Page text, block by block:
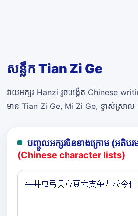
សន្លឹក Tian Zi Ge
វាយអក្សរ Hanzi រួចបង្កើត Chinese
មាន Tian Zi Ge, Mi Zi Ge, ខ្ទាស់ស្រាល
បញ្ចូលអក្សរចិនខាងក្រោម (អតិបរ
(Chinese character lists)